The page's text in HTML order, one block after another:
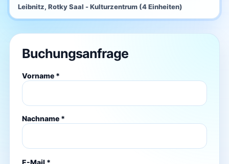
Leibnitz, Rotky Saal - Kulturzentrum (4 Einheiten)
Buchungsanfrage
Vorname *
Nachname *
E-Mail *